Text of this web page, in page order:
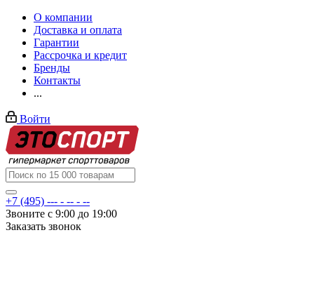
О компании
Доставка и оплата
Гарантии
Рассрочка и кредит
Бренды
Контакты
...
Войти
+7 (495) --- - -- - --
Звоните с 9:00 до 19:00
Заказать звонок